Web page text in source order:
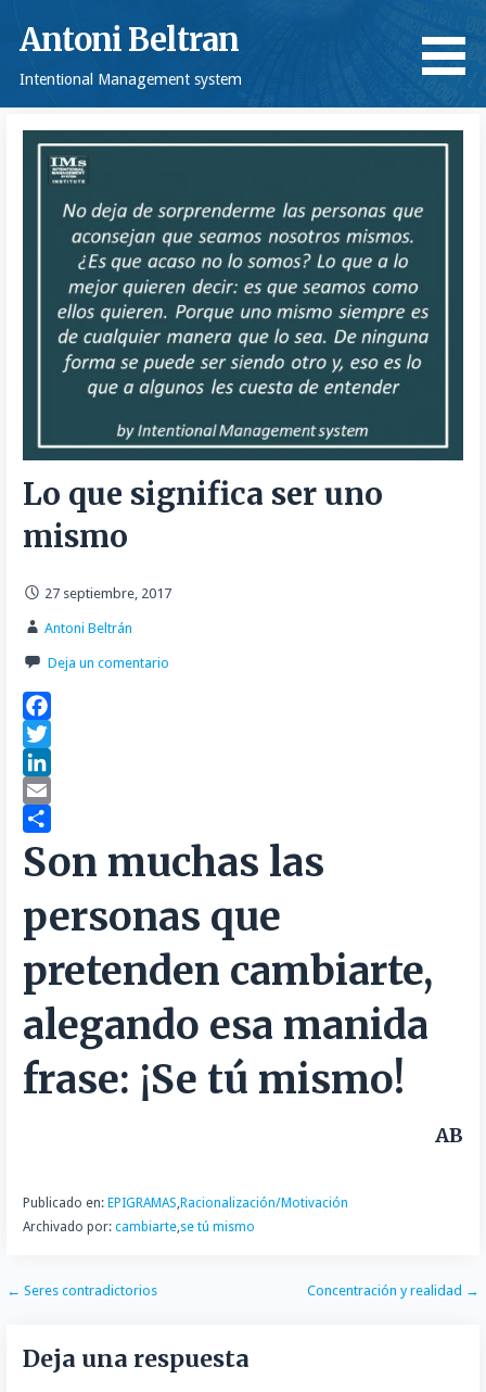
Antoni Beltran
Intentional Management system
Lo que significa ser uno
mismo
27 septiembre, 2017
Antoni Beltrán
Deja un comentario
F
a
c
e
b
o
T
w
t
t
L
n
k
I
n
E
m
a
C
o
a
r
t
r
Son muchas las
personas que
pretenden cambiarte,
alegando esa manida
frase: ¡Se tú mismo!
AB
Publicado en: EPIGRAMAS,Racionalización/Motivación
Archivado por: cambiarte,se tú mismo
Navegación
entradas
← Seres contradictorios Concentración y realidad →
Deja una respuesta